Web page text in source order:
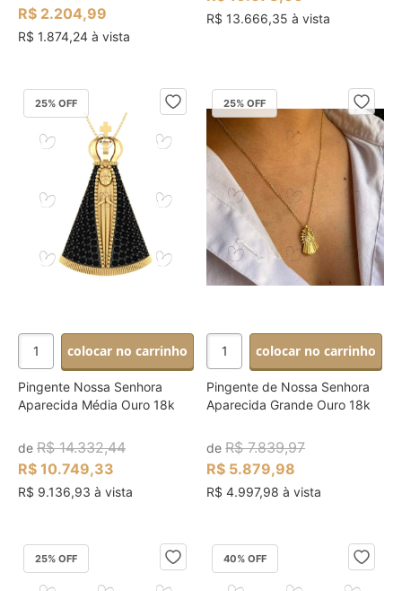
R$ 2.204,99
R$ 1.874,24 à vista
R$ 13.666,35 à vista
25% OFF
colocar no carrinho
Pingente Nossa Senhora
Aparecida Média Ouro 18k
de R$ 14.332,44
R$ 10.749,33
R$ 9.136,93 à vista
25% OFF
colocar no carrinho
Pingente de Nossa Senhora
Aparecida Grande Ouro 18k
deR$ 7.839,97
R$ 5.879,98
R$ 4.997,98 à vista
25% OFF 40% OFF